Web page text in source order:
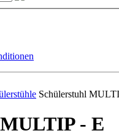
Schülerstuhl
- E